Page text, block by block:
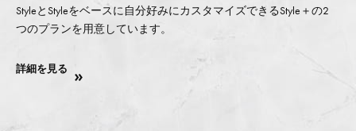
StyleとStyleをベースに自分好みにカスタマイズできるStyle＋の2
つのプランを用意しています。
詳細を見る